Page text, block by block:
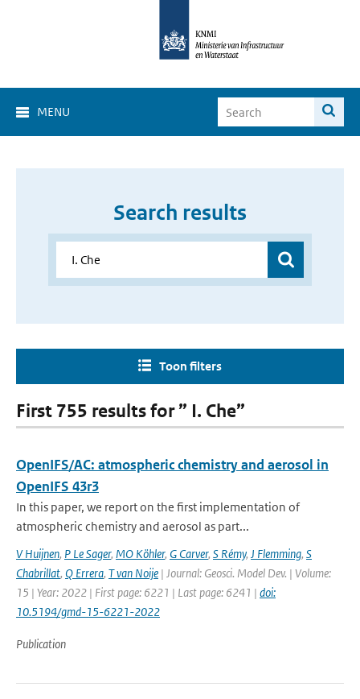
MENU
Search results
Toon filters
First 755 results for ” I. Che”
OpenIFS/AC: atmospheric chemistry and aerosol in
OpenIFS 43r3
In this paper, we report on the first implementation of
atmospheric chemistry and aerosol as part...
V Huijnen, P Le Sager, MO Köhler, G Carver, S Rémy, J Flemming, S
Chabrillat, Q Errera, T van Noije | Journal: Geosci. Model Dev. | Volume:
15 | Year: 2022 | First page: 6221 | Last page: 6241 | doi:
10.5194/gmd-15-6221-2022
Publication